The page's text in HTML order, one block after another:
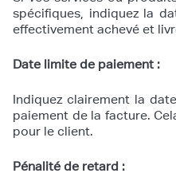
spécifiques, indiquez la
effectivement achevé et
Date limite de paiement :
Indiquez clairement la
paiement de la facture.
pour le client.
Pénalité de retard :